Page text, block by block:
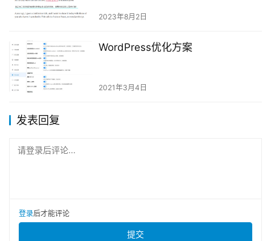
2023年8月2日
WordPress优化方案
2021年3月4日
发表回复
请登录后评论...
登录后才能评论
提交